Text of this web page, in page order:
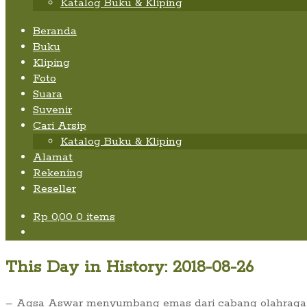
Katalog Buku & Kliping
Beranda
Buku
Kliping
Foto
Suara
Suvenir
Cari Arsip
Katalog Buku & Kliping
Alamat
Rekening
Reseller
Rp 0,00 0 items
This Day in History: 2018-08-26
– Aqsa Aswar menyumbang emas dari cabang